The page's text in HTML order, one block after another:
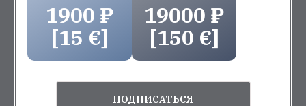
1900 ₽
[15 €]
19000 ₽
[150 €]
ПОДПИСАТЬСЯ